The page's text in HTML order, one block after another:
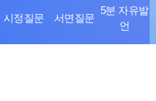
시정질문 서면질문
5분 자유발
언